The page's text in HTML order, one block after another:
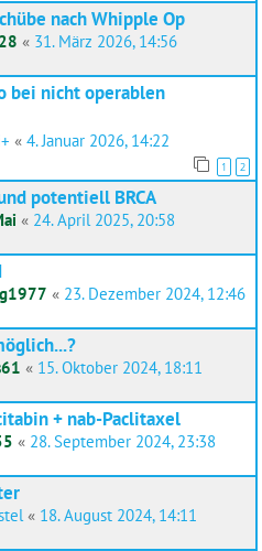
nach Whipple Op
« 31. März 2026, 14:56
bei nicht operablen
« 4. Januar 2026, 14:22
1 2
potentiell BRCA
« 24. April 2025, 20:58
« 23. Dezember 2024, 12:46
« 15. Oktober 2024, 18:11
+ nab-Paclitaxel
« 28. September 2024, 23:38
« 18. August 2024, 14:11